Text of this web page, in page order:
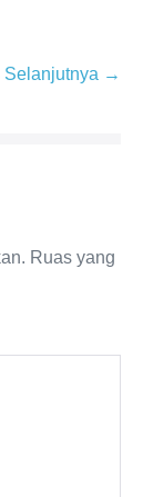
Selanjutnya →
Ruas yang